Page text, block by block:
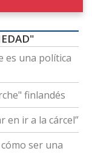
es una política
finlandés
en ir a la cárcel”
ser una